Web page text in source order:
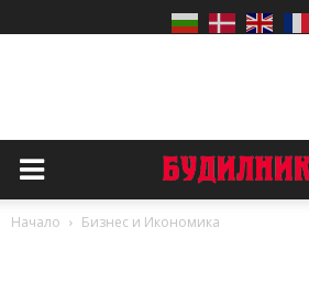
Начало Бизнес и Икономика